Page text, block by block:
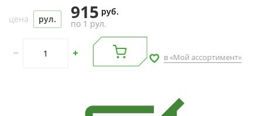
цена рул. 915 руб.
по 1 рул.
в «Мой ассортимент»